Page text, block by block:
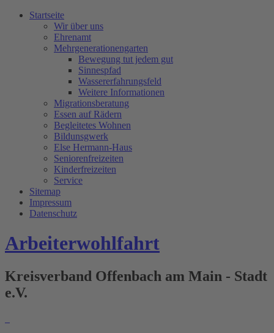
Startseite
Wir über uns
Ehrenamt
Mehrgenerationengarten
Bewegung tut jedem gut
Sinnespfad
Wassererfahrungsfeld
Weitere Informationen
Migrationsberatung
Essen auf Rädern
Begleitetes Wohnen
Bildunsgwerk
Else Hermann-Haus
Seniorenfreizeiten
Kinderfreizeiten
Service
Sitemap
Impressum
Datenschutz
Arbeiterwohlfahrt
Kreisverband Offenbach am Main - Stadt
e.V.